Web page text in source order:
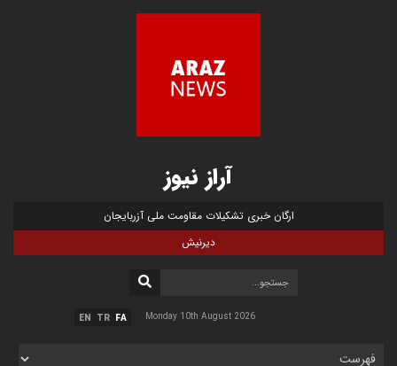
آراز نیوز
ارگان خبری تشکیلات مقاومت ملی آزربایجان
دیرنیش
FA
TR
EN Monday 10th August 2026